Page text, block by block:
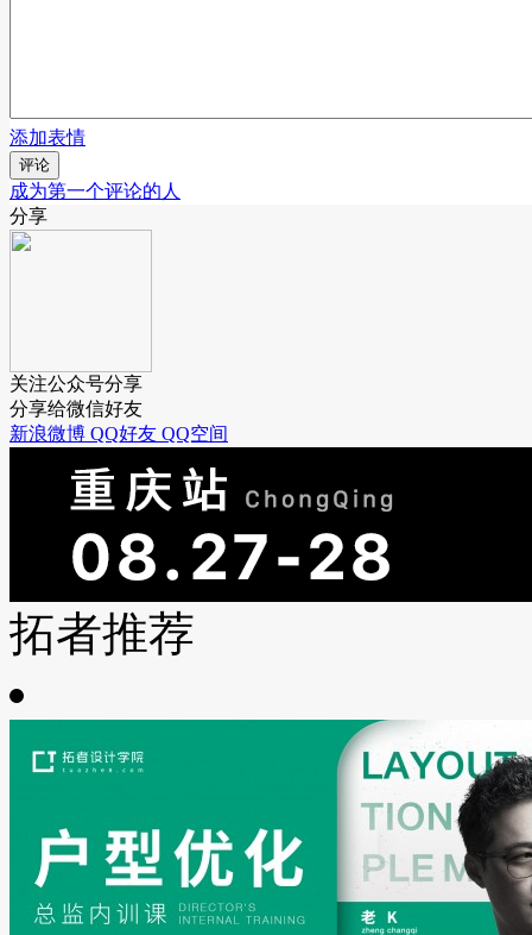
添加表情
评论
成为第一个评论的人
分享
关注公众号分享
分享给微信好友
新浪微博 QQ好友 QQ空间
拓者推荐